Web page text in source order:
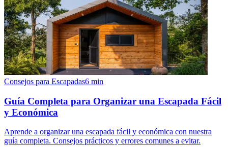
Consejos para Escapadas6 min
Guía Completa para Organizar una Escapada Fácil
y Económica
Aprende a organizar una escapada fácil y económica con nuestra
guía completa. Consejos prácticos y errores comunes a evitar.